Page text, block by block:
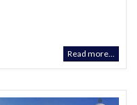
Read more...